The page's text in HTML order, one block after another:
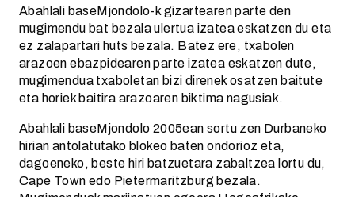
Abahlali baseMjondolo-k gizartearen parte den
mugimendu bat bezala ulertua izatea eskatzen du eta
ez zalapartari huts bezala. Batez ere, txabolen
arazoen ebazpidearen parte izatea eskatzen dute,
mugimendua txaboletan bizi direnek osatzen baitute
eta horiek baitira arazoaren biktima nagusiak.
Abahlali baseMjondolo 2005ean sortu zen Durbaneko
hirian antolatutako blokeo baten ondorioz eta,
dagoeneko, beste hiri batzuetara zabaltzea lortu du,
Cape Town edo Pietermaritzburg bezala.